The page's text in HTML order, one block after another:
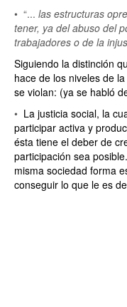
• “... las estructuras
tener, ya del abuso del
trabajadores o de la
Siguiendo la distinción
hace de los niveles de
se violan: (ya se habló
• La justicia social, la
participar activa y
ésta tiene el deber de
participación sea
misma sociedad forma
conseguir lo que le es